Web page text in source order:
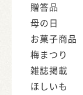
贈答品
母の日
お菓子商品
梅まつり
雑誌掲載
ほしいも